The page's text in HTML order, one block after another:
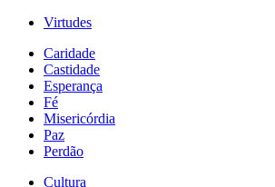
Virtudes
Caridade
Castidade
Esperança
Fé
Misericórdia
Paz
Perdão
Cultura